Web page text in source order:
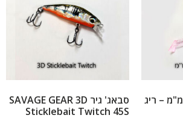
רגלו סיליקון ורוד 75 מ"מ – ריג
סבאג' גיר SAVAGE GEAR 3D
Sticklebait Twitch 45S